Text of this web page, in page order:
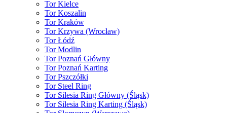
Tor Kielce
Tor Koszalin
Tor Kraków
Tor Krzywa (Wrocław)
Tor Łódź
Tor Modlin
Tor Poznań Główny
Tor Poznań Karting
Tor Pszczółki
Tor Steel Ring
Tor Silesia Ring Główny (Śląsk)
Tor Silesia Ring Karting (Śląsk)